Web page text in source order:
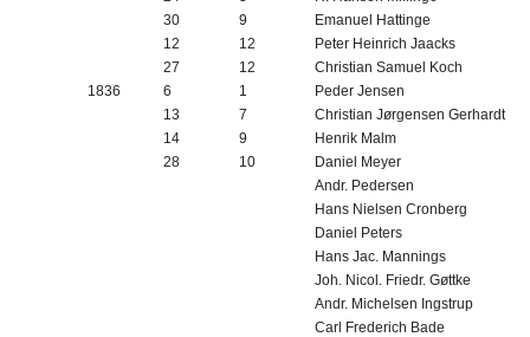
30
9
Emanuel Hattinge
12
12
Peter Heinrich Jaacks
27
12
Christian Samuel Koch
1836
6 1
Peder Jensen
13
7
Christian Jørgensen Gerhardt
14
9
Henrik Malm
28
10
Daniel Meyer
Andr. Pedersen
Hans Nielsen Cronberg
Daniel Peters
Hans Jac. Mannings
Joh. Nicol. Friedr. Gøttke
Andr. Michelsen Ingstrup
Carl Frederich Bade